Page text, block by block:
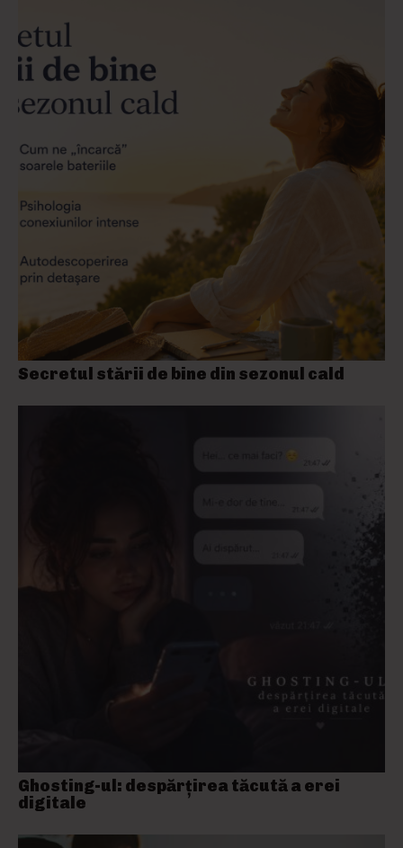
Secretul stării de bine din sezonul cald
Ghosting-ul: despărțirea tăcută a erei
digitale